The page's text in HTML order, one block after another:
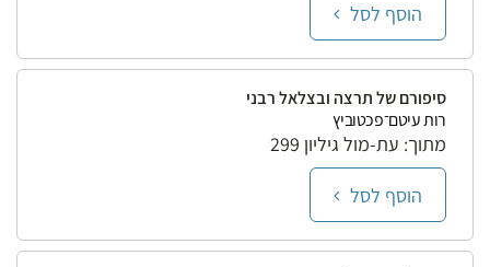
הוסף לסל
סיפורם של תרצה ובצלאל רבני
רות עיטם־פכטוביץ
מתוך: עת-מול גיליון 299
הוסף לסל